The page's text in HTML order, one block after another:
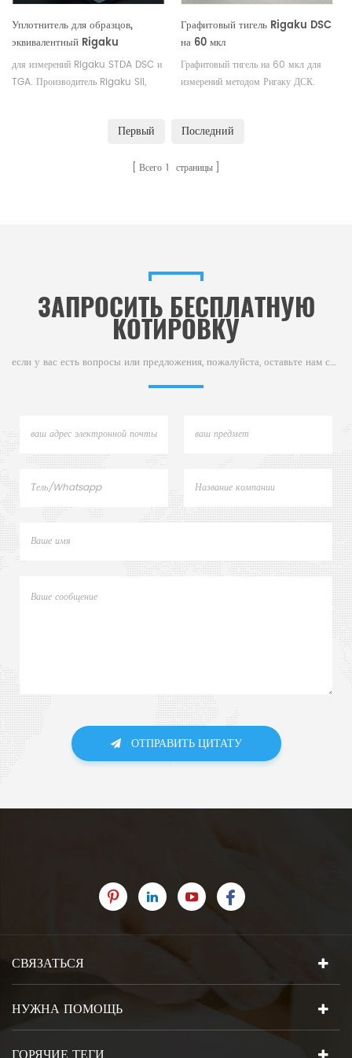
Уплотнитель для образцов,
эквивалентный Rigaku
(8395D1), щипцы для образцов
(8394D1), конструкция OEM
для измерений Rigaku STDA DSC и
TGA. Производитель Rigaku SII,
Графитовый тигель Rigaku DSC
на 60 мкл
Графитовый тигель на 60 мкл для
измерений методом Ригаку ДСК.
Первый Последний
Всего 1 страницы
ЗАПРОСИТЬ БЕСПЛАТНУЮ
КОТИРОВКУ
если у вас есть вопросы или предложения, пожалуйста, оставьте нам сообщение,
ОТПРАВИТЬ ЦИТАТУ
СВЯЗАТЬСЯ
НУЖНА ПОМОЩЬ